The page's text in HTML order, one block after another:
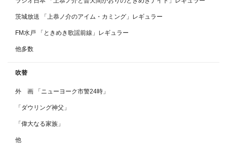
茨城放送 「上恭ノ介のアイム・カミング」レギュラー
FM水戸 「ときめき歌謡前線」レギュラー
他多数
吹替
外 画 「ニューヨーク市警24時」
「ダウリング神父」
「偉大なる家族」
他